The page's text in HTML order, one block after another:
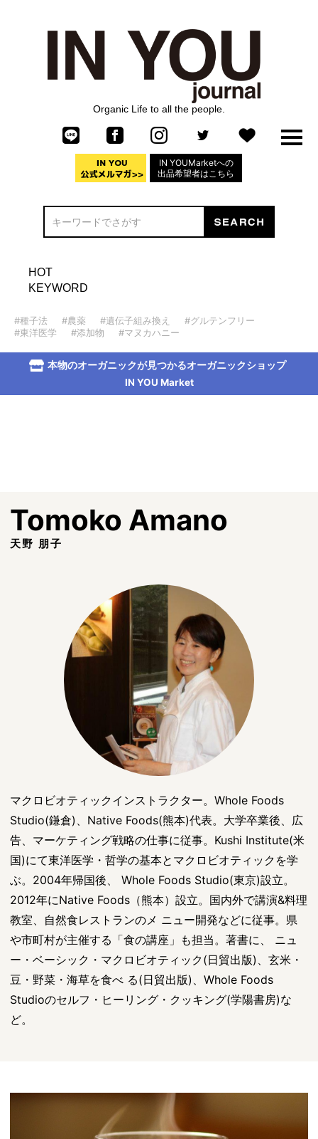
Organic Life to all the people.
IN YOUMarketへの
出品希望者はこちら
HOT
KEYWORD
#種子法 #農薬 #遺伝子組み換え
#グルテンフリー
#東洋医学
#添加物 #マヌカハニー
本物のオーガニックが見つかるオーガニックショップ
IN YOU Market
Tomoko Amano
天野 朋子
マクロビオティックインストラクター。Whole Foods
Studio(鎌倉)、Native Foods(熊本)代表。大学卒業後、広
告、マーケティング戦略の仕事に従事。Kushi Institute(米
国)にて東洋医学・哲学の基本とマクロビオティックを学
ぶ。2004年帰国後、 Whole Foods Studio(東京)設立。
2012年にNative Foods（熊本）設立。国内外で講演&料理
教室、自然食レストランのメ ニュー開発などに従事。県
や市町村が主催する「食の講座」も担当。著書に、 ニュ
ー・ベーシック・マクロビオティック(日貿出版)、玄米・
豆・野菜・海草を食べ る(日貿出版)、Whole Foods
Studioのセルフ・ヒーリング・クッキング(学陽書房)な
ど。